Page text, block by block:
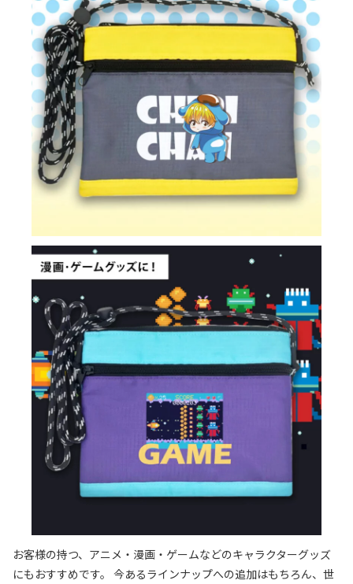
お客様の持つ、アニメ・漫画・ゲームなどのキャラクターグッズ
にもおすすめです。 今あるラインナップへの追加はもちろん、世